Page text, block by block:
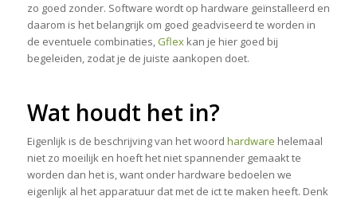
zo goed zonder. Software wordt op hardware geïnstalleerd en
daarom is het belangrijk om goed geadviseerd te worden in
de eventuele combinaties,Gflexkan je hier goed bij
begeleiden, zodat je de juiste aankopen doet.
Wat houdt het in?
Eigenlijk is de beschrijving van het woord hardware helemaal
niet zo moeilijk en hoeft het niet spannender gemaakt te
worden dan het is, want onder hardware bedoelen we
eigenlijk al het apparatuur dat met de ict te maken heeft. Denk